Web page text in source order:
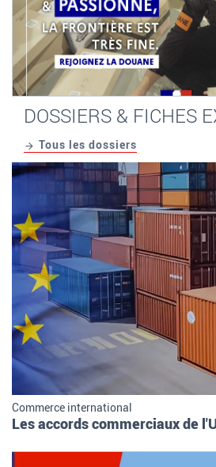
DOSSIERS & FICHES
Tous les dossiers
Commerce international
Les accords commerciaux de